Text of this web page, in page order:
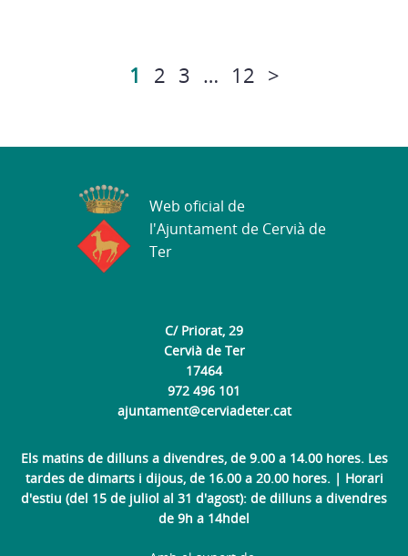
1 2 3 … 12 >
C/ Priorat, 29
Cervià de Ter
17464
972 496 101
ajuntament@cerviadeter.cat
Els matins de dilluns a divendres, de 9.00 a 14.00 hores. Les
tardes de dimarts i dijous, de 16.00 a 20.00 hores. | Horari
d'estiu (del 15 de juliol al 31 d'agost): de dilluns a divendres
de 9h a 14hdel
Web oficial de
l'Ajuntament de Cervià de
Ter